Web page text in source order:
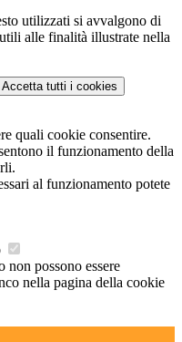
utilizzati si avvalgono di
alle finalità illustrate nella
Accetta tutti i cookies
quali cookie consentire.
il funzionamento della
al funzionamento potete
non possono essere
nella pagina della cookie